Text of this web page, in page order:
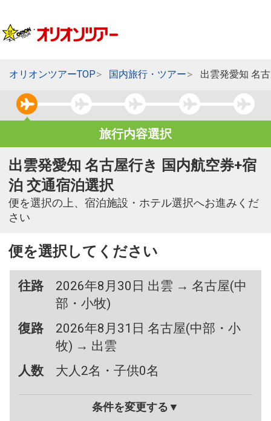
オリオンツアーTOP 国内旅行・ツアー 出雲発愛知 名
旅行内容選択
出雲発愛知 名古屋行き 国内航空券+宿
泊 交通宿泊選択
便を選択の上、宿泊施設・ホテル選択へお進みくだ
さい
便を選択してください
往路
2026年8月30日 出雲 → 名古屋(中
部・小牧)
復路
2026年8月31日 名古屋(中部・小
牧) → 出雲
人数
大人2名・子供0名
条件を変更する▼